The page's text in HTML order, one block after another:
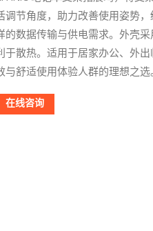
调节角度，助力改善使用姿势
的数据传输与供电需求。外壳
于散热。适用于居家办公、外
与舒适使用体验人群的理想之选。
在线咨询